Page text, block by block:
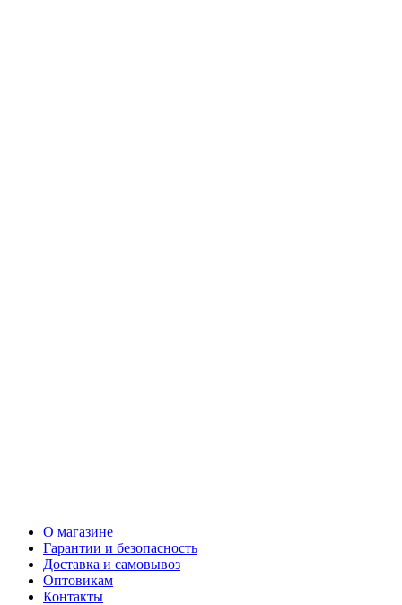
О магазине
Гарантии и безопасность
Доставка и самовывоз
Оптовикам
Контакты